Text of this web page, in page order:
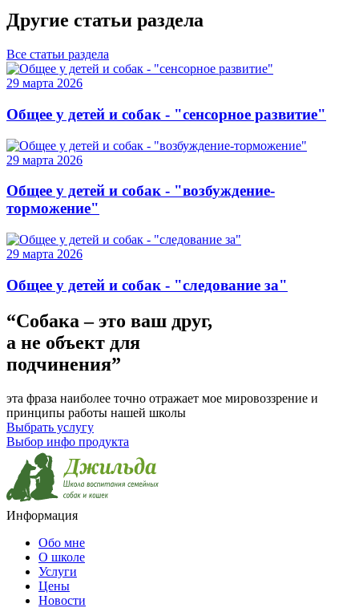
Другие статьи раздела
Все статьи раздела
29 марта 2026
Общее у детей и собак - "сенсорное развитие"
29 марта 2026
Общее у детей и собак - "возбуждение-
торможение"
29 марта 2026
Общее у детей и собак - "следование за"
“Собака – это ваш друг,
а не объект для
подчинения”
эта фраза наиболее точно отражает мое мировоззрение и
принципы работы нашей школы
Выбрать услугу
Выбор инфо продукта
Информация
Обо мне
О школе
Услуги
Цены
Новости